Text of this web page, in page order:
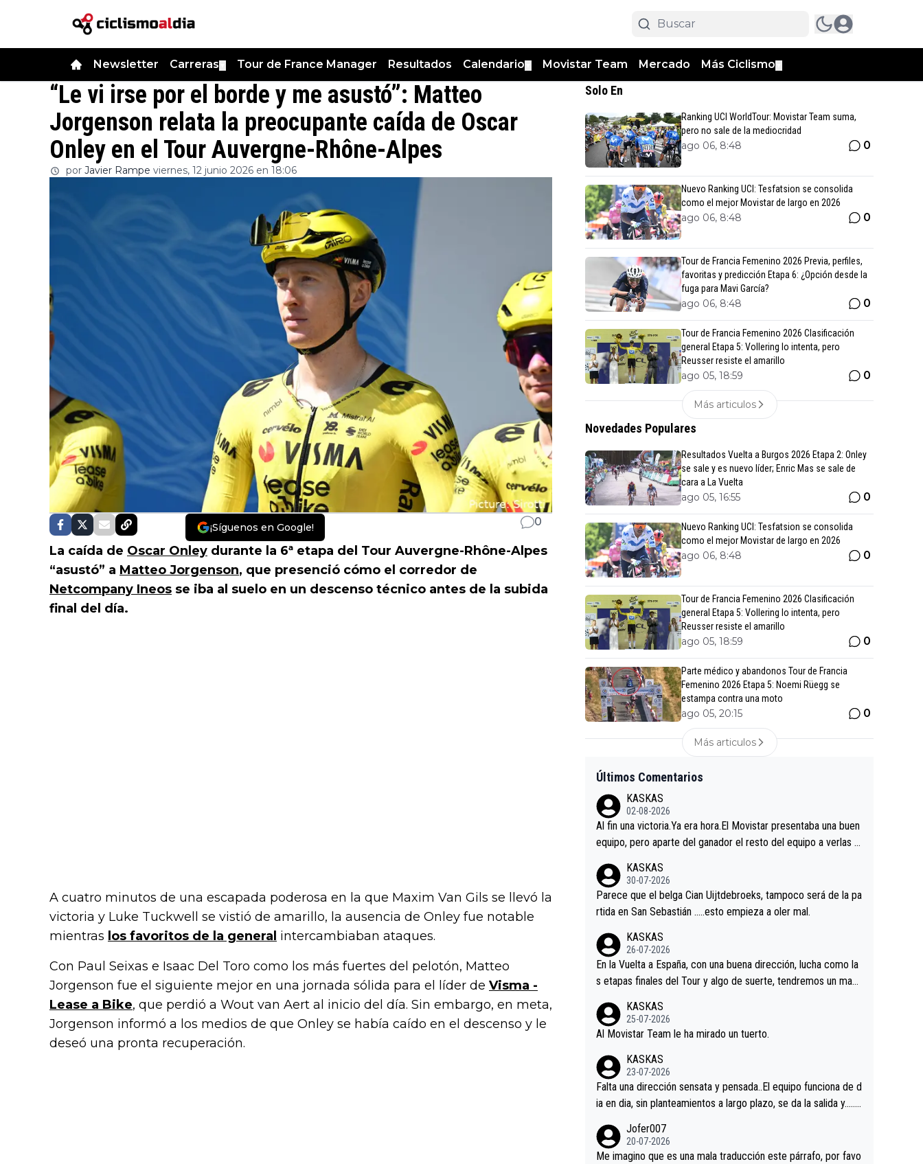
Newsletter Carreras Tour de France Manager Resultados Calendario Movistar Team Mercado Más Ciclismo
“Le vi irse por el borde y me asustó”: Matteo
Jorgenson relata la preocupante caída de Oscar
Onley en el Tour Auvergne-Rhône-Alpes
por Javier Rampe viernes, 12 junio 2026 en 18:06
¡Síguenos en Google! 0
La caída de Oscar Onley durante la 6ª etapa del Tour Auvergne-Rhône-Alpes
“asustó” a Matteo Jorgenson, que presenció cómo el corredor de
Netcompany Ineos se iba al suelo en un descenso técnico antes de la subida
final del día.
A cuatro minutos de una escapada poderosa en la que Maxim Van Gils se llevó la
victoria y Luke Tuckwell se vistió de amarillo, la ausencia de Onley fue notable
mientras los favoritos de la general intercambiaban ataques.
Con Paul Seixas e Isaac Del Toro como los más fuertes del pelotón, Matteo
Jorgenson fue el siguiente mejor en una jornada sólida para el líder de Visma -
Lease a Bike, que perdió a Wout van Aert al inicio del día. Sin embargo, en meta,
Jorgenson informó a los medios de que Onley se había caído en el descenso y le
deseó una pronta recuperación.
Solo En
Ranking UCI WorldTour: Movistar Team suma,
pero no sale de la mediocridad
ago 06, 8:48 0
Nuevo Ranking UCI: Tesfatsion se consolida
como el mejor Movistar de largo en 2026
ago 06, 8:48 0
Tour de Francia Femenino 2026 Previa, perfiles,
favoritas y predicción Etapa 6: ¿Opción desde la
fuga para Mavi García?
ago 06, 8:48 0
Tour de Francia Femenino 2026 Clasificación
general Etapa 5: Vollering lo intenta, pero
Reusser resiste el amarillo
ago 05, 18:59 0
Más articulos
Novedades Populares
Resultados Vuelta a Burgos 2026 Etapa 2: Onley
se sale y es nuevo líder; Enric Mas se sale de
cara a La Vuelta
ago 05, 16:55 0
Nuevo Ranking UCI: Tesfatsion se consolida
como el mejor Movistar de largo en 2026
ago 06, 8:48 0
Tour de Francia Femenino 2026 Clasificación
general Etapa 5: Vollering lo intenta, pero
Reusser resiste el amarillo
ago 05, 18:59 0
Parte médico y abandonos Tour de Francia
Femenino 2026 Etapa 5: Noemi Rüegg se
estampa contra una moto
ago 05, 20:15 0
Más articulos
Últimos Comentarios
KASKAS
02-08-2026
Al fin una victoria.Ya era hora.El Movistar presentaba una buen
equipo, pero aparte del ganador el resto del equipo a verlas v
es.La única buena noticia es la mejoría de Enric Más en San S
ebastian.Si en la Vuelta a Burgos sigue la mejoría, podríamos t
ener alguna sorpresa en la Vuelta.Ojalá.
KASKAS
30-07-2026
Parece que el belga Cian Uijtdebroeks, tampoco será de la pa
rtida en San Sebastián …..esto empieza a oler mal.
KASKAS
26-07-2026
En la Vuelta a España, con una buena dirección, lucha como la
s etapas finales del Tour y algo de suerte, tendremos un magn
KASKAS
25-07-2026
Al Movistar Team le ha mirado un tuerto.
KASKAS
23-07-2026
Falta una dirección sensata y pensada..El equipo funciona de d
ia en dia, sin planteamientos a largo plazo, se da la salida y…..v
a, Minguez, Velez etc etc.Me da pena vivir estos momentos t
an tristes sin victorias.
Jofer007
20-07-2026
Me imagino que es una mala traducción este párrafo, por favo